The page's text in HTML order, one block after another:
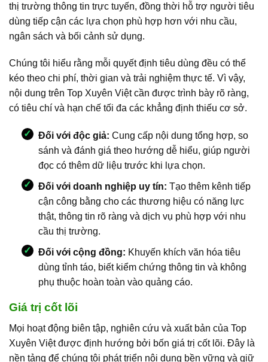
thị trường thông tin trực tuyến, đồng thời hỗ trợ người tiêu
dùng tiếp cận các lựa chọn phù hợp hơn với nhu cầu,
ngân sách và bối cảnh sử dụng.
Chúng tôi hiểu rằng mỗi quyết định tiêu dùng đều có thể
kéo theo chi phí, thời gian và trải nghiệm thực tế. Vì vậy,
nội dung trên Top Xuyên Việt cần được trình bày rõ ràng,
có tiêu chí và hạn chế tối đa các khẳng định thiếu cơ sở.
Đối với độc giả: Cung cấp nội dung tổng hợp, so
sánh và đánh giá theo hướng dễ hiểu, giúp người
đọc có thêm dữ liệu trước khi lựa chọn.
Đối với doanh nghiệp uy tín: Tạo thêm kênh tiếp
cận công bằng cho các thương hiệu có năng lực
thật, thông tin rõ ràng và dịch vụ phù hợp với nhu
cầu thị trường.
Đối với cộng đồng: Khuyến khích văn hóa tiêu
dùng tỉnh táo, biết kiểm chứng thông tin và không
phụ thuộc hoàn toàn vào quảng cáo.
Giá trị cốt lõi
Mọi hoạt động biên tập, nghiên cứu và xuất bản của Top
Xuyên Việt được định hướng bởi bốn giá trị cốt lõi. Đây là
nền tảng để chúng tôi phát triển nội dung bền vững và giữ